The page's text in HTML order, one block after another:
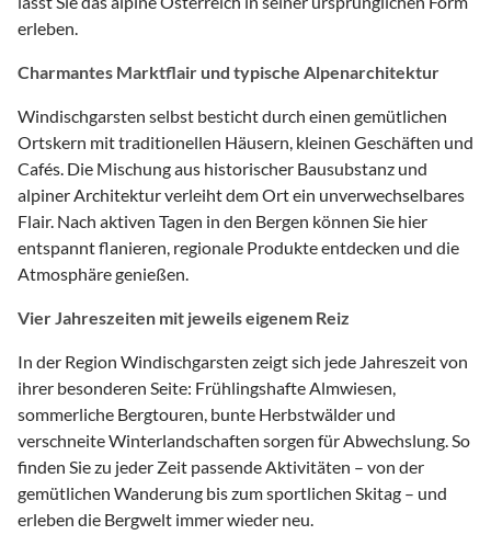
erleben.
Charmantes Marktflair und typische Alpenarchitektur
Windischgarsten selbst besticht durch einen gemütlichen
Ortskern mit traditionellen Häusern, kleinen Geschäften und
Cafés. Die Mischung aus historischer Bausubstanz und
alpiner Architektur verleiht dem Ort ein unverwechselbares
Flair. Nach aktiven Tagen in den Bergen können Sie hier
entspannt flanieren, regionale Produkte entdecken und die
Atmosphäre genießen.
Vier Jahreszeiten mit jeweils eigenem Reiz
In der Region Windischgarsten zeigt sich jede Jahreszeit von
ihrer besonderen Seite: Frühlingshafte Almwiesen,
sommerliche Bergtouren, bunte Herbstwälder und
verschneite Winterlandschaften sorgen für Abwechslung. So
finden Sie zu jeder Zeit passende Aktivitäten – von der
gemütlichen Wanderung bis zum sportlichen Skitag – und
erleben die Bergwelt immer wieder neu.